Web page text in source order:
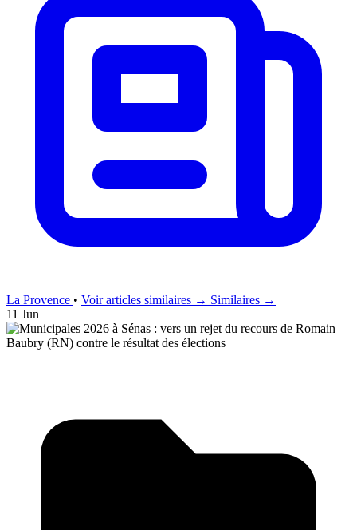
La Provence • Voir articles similaires → Similaires →
11 Jun